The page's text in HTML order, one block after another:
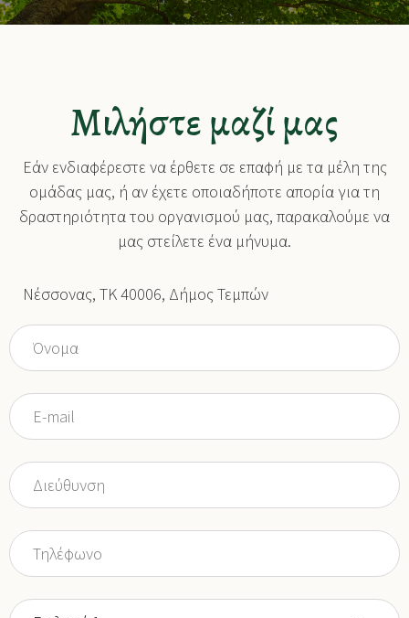
Μιλήστε μαζί μας
Εάν ενδιαφέρεστε να έρθετε σε επαφή με τα μέλη της
ομάδας μας, ή αν έχετε οποιαδήποτε απορία για τη
δραστηριότητα του οργανισμού μας, παρακαλούμε να
μας στείλετε ένα μήνυμα.
Νέσσονας, ΤΚ 40006, Δήμος Τεμπών